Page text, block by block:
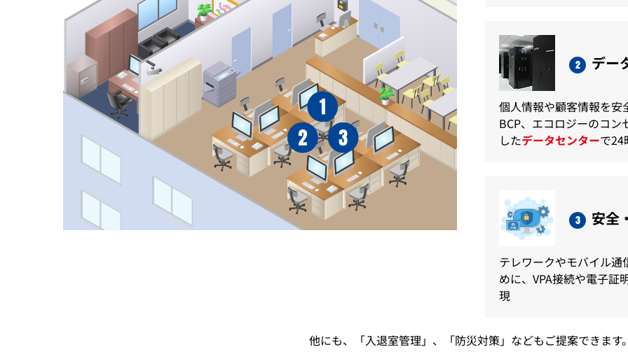
2 デー
個人情報や顧客情報を安
BCP、エコロジーのコ
したデータセンターで24
3 安全
テレワークやモバイル
めに、VPA接続や電子証
現
他にも、「入退室管理」、「防災対策」などもご提案できます